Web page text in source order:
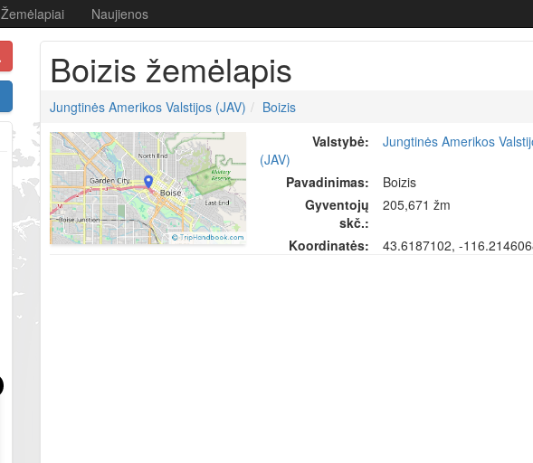
Žemėlapiai Naujienos
Boizis žemėlapis
Jungtinės Amerikos Valstijos (JAV)
Boizis
Valstybė:
Jungtinės Amerikos
(JAV)
Pavadinimas:
Boizis
Gyventojų
skč.:
205,671 žm
Koordinatės: 43.6187102, -